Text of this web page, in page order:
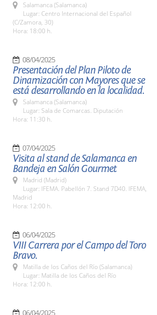
Salamanca (Salamanca)
Lugar: Centro Internacional del Español
(C/Zamora, 30)
Hora: 18:00 h.
08/04/2025
Presentación del Plan Piloto de
Dinamización con Mayores que se
está desarrollando en la localidad.
Salamanca (Salamanca)
Lugar: Sala de Comarcas. Diputación
Hora: 11:30 h.
07/04/2025
Visita al stand de Salamanca en
Bandeja en Salón Gourmet
Madrid (Madrid)
Lugar: IFEMA. Pabellón 7. Stand 7D40. IFEMA,
Madrid
Hora: 12:00 h.
06/04/2025
VIII Carrera por el Campo del Toro
Bravo.
Matilla de los Caños del Río (Salamanca)
Lugar: Matilla de los Caños del Río
Hora: 12:00 h.
06/04/2025